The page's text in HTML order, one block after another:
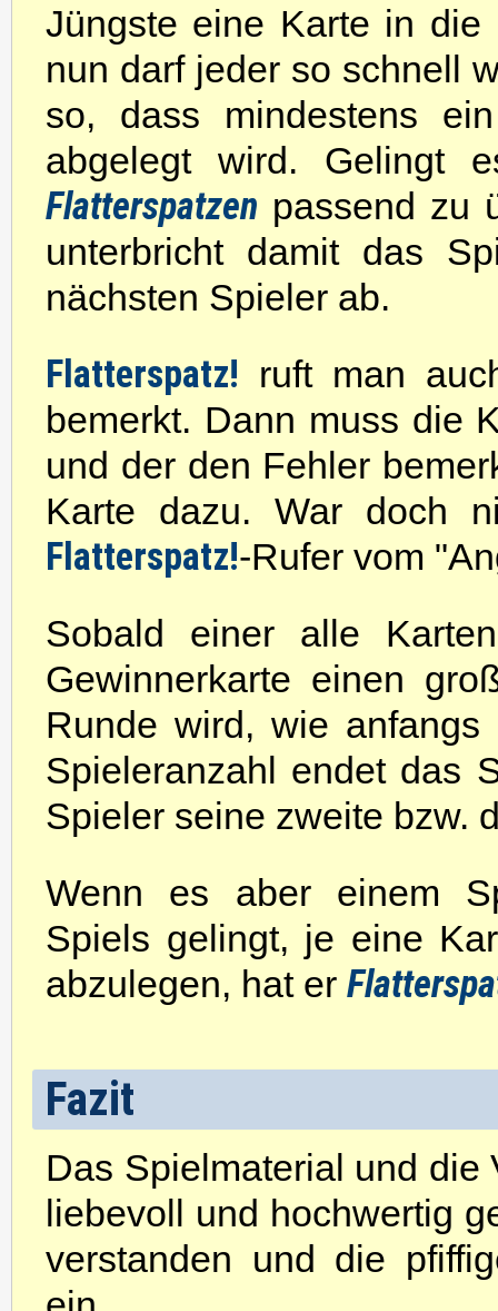
Jüngste eine Karte in
nun darf jeder so schnell
so, dass mindestens ein
abgelegt wird. Gelingt
Flatterspatzen passend zu
unterbricht damit das
nächsten Spieler ab.
Flatterspatz! ruft man
bemerkt. Dann muss die
und der den Fehler
Karte dazu. War doch
Flatterspatz!-Rufer vom
Sobald einer alle
Gewinnerkarte einen
Runde wird, wie
Spieleranzahl endet das
Spieler seine zweite bzw.
Wenn es aber einem
Spiels gelingt, je eine
abzulegen, hat er
Fazit
Das Spielmaterial und
liebevoll und hochwertig
verstanden und die